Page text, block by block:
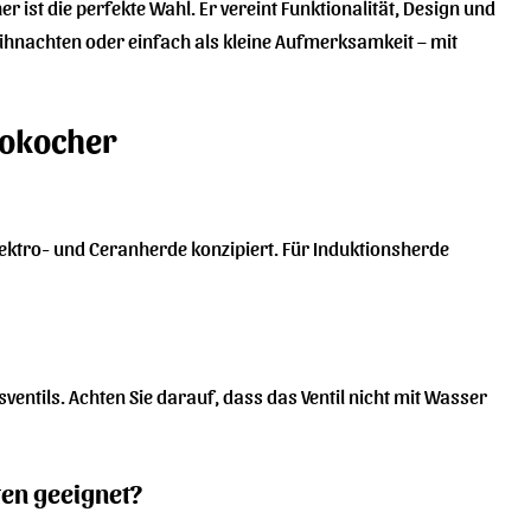
ist die perfekte Wahl. Er vereint Funktionalität, Design und
oder einfach als kleine Aufmerksamkeit – mit
und Ceranherde konzipiert. Für Induktionsherde
Achten Sie darauf, dass das Ventil nicht mit Wasser
geeignet?